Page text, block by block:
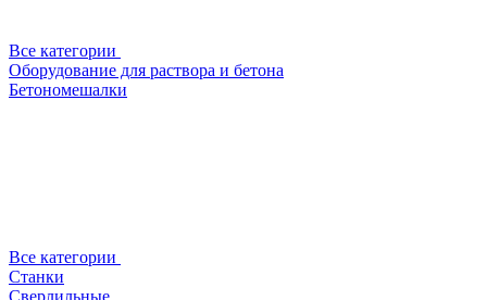
Все категории
Оборудование для раствора и бетона
Бетономешалки
Все категории
Станки
Сверлильные